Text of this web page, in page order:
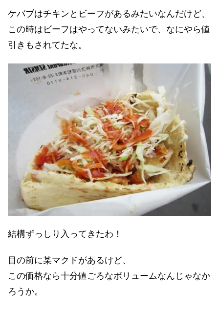
ケバブはチキンとビーフがあるみたいなんだけど、
この時はビーフはやってないみたいで、なにやら値
引きもされてたな。
結構ずっしり入ってきたわ！
目の前に某マクドがあるけど、
この価格なら十分値ごろなボリュームなんじゃなか
ろうか。